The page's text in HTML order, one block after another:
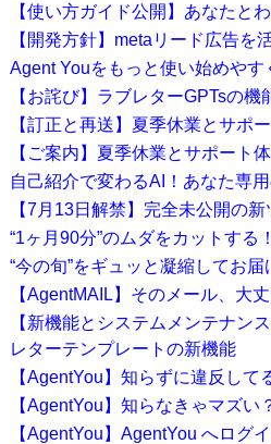
【使い方ガイド公開】あなたと
【開発方針】metaリード広告を
Agent Youをもっと使い始めや
【お詫び】ラブレターGPTsの
【訂正と再送】夏季休業とサポ
【ご案内】夏季休業とサポート
自己紹介で変わるAI！あなた専
【7月13日解禁】完全未公開の
“1ヶ月90分”のムダをカットす
“今の旬”をギュッと凝縮してお
【AgentMAIL】そのメール、大
【新機能とシステムメンテナン
レターテンプレートの新機能
【AgentYou】知らずに違反し
【AgentYou】知らなきゃマズ
【AgentYou】AgentYou へログ